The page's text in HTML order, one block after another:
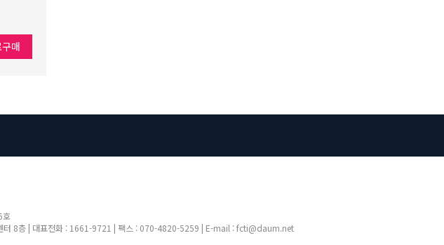
매
호
터 8층 | 대표전화 : 1661-9721 | 팩스 : 070-4820-5259 | E-mail : fcti@daum.net